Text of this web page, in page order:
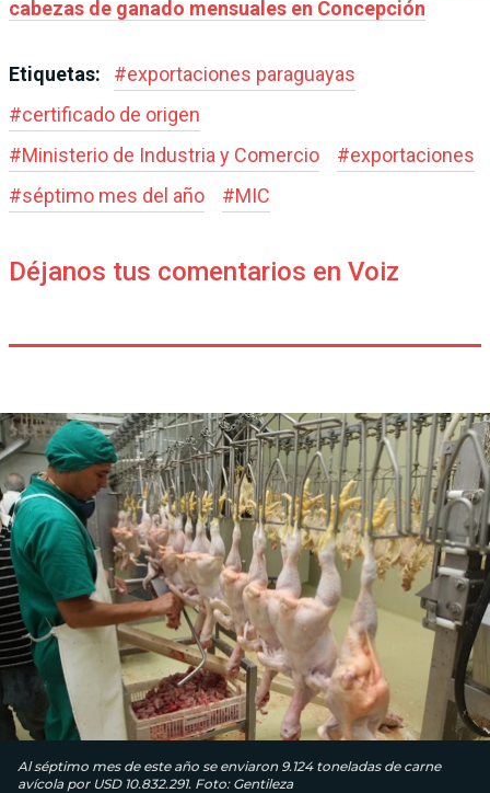
cabezas de ganado mensuales en Concepción
Etiquetas: #exportaciones paraguayas
#certificado de origen
#Ministerio de Industria y Comercio #exportaciones
#séptimo mes del año #MIC
Déjanos tus comentarios en Voiz
Al séptimo mes de este año se enviaron 9.124 toneladas de carne
avícola por USD 10.832.291. Foto: Gentileza